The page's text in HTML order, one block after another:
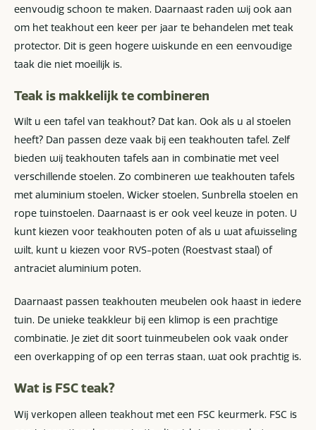
eenvoudig schoon te maken. Daarnaast raden wij ook aan
om het teakhout een keer per jaar te behandelen met teak
protector. Dit is geen hogere wiskunde en een eenvoudige
taak die niet moeilijk is.
Teak is makkelijk te combineren
Wilt u een tafel van teakhout? Dat kan. Ook als u al stoelen
heeft? Dan passen deze vaak bij een teakhouten tafel. Zelf
bieden wij teakhouten tafels aan in combinatie met veel
verschillende stoelen. Zo combineren we teakhouten tafels
met aluminium stoelen, Wicker stoelen, Sunbrella stoelen en
rope tuinstoelen. Daarnaast is er ook veel keuze in poten. U
kunt kiezen voor teakhouten poten of als u wat afwisseling
wilt, kunt u kiezen voor RVS-poten (Roestvast staal) of
antraciet aluminium poten.
Daarnaast passen teakhouten meubelen ook haast in iedere
tuin. De unieke teakkleur bij een klimop is een prachtige
combinatie. Je ziet dit soort tuinmeubelen ook vaak onder
een overkapping of op een terras staan, wat ook prachtig is.
Wat is FSC teak?
Wij verkopen alleen teakhout met een FSC keurmerk. FSC is